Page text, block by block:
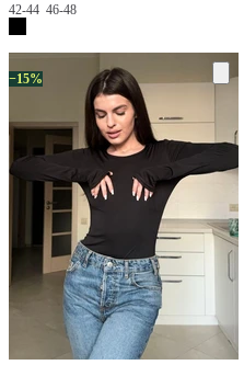
42-44 46-48
−15%